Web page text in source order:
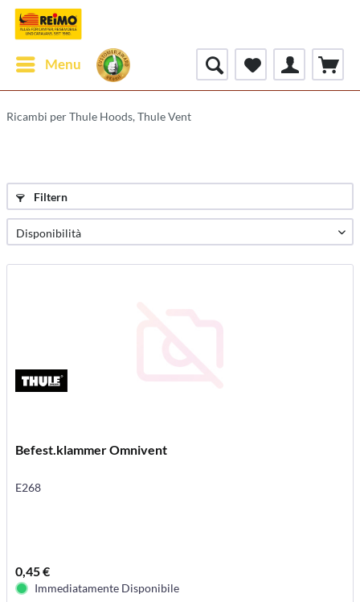
Menu
Ricambi per Thule Hoods, Thule Vent
Filtern
Befest.klammer Omnivent
E268
0,45 €
Immediatamente Disponibile